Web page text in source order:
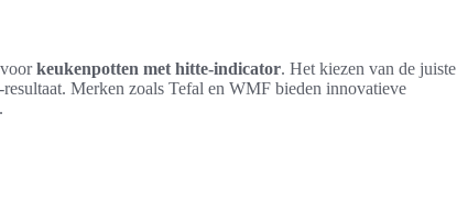
keukenpotten met hitte-indicator. Het kiezen van de juiste
Merken zoals Tefal en WMF bieden innovatieve